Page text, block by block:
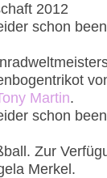
2012
schon
Martin.
schon
Zur
Merkel.